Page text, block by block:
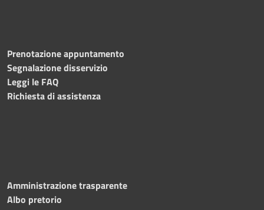
Prenotazione appuntamento
Segnalazione disservizio
Leggi le FAQ
Richiesta di assistenza
Amministrazione trasparente
Albo pretorio